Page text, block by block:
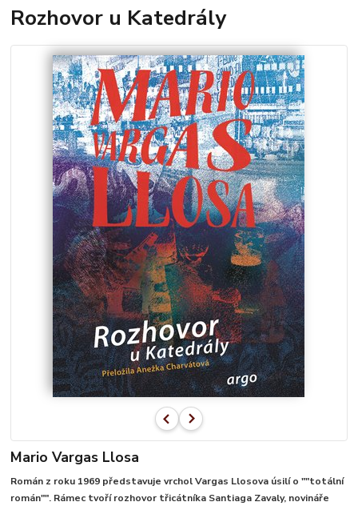
Rozhovor u Katedrály
Mario Vargas Llosa
Román z roku 1969 představuje vrchol Vargas Llosova úsilí o ""totální
román"". Rámec tvoří rozhovor třicátníka Santiaga Zavaly, novináře